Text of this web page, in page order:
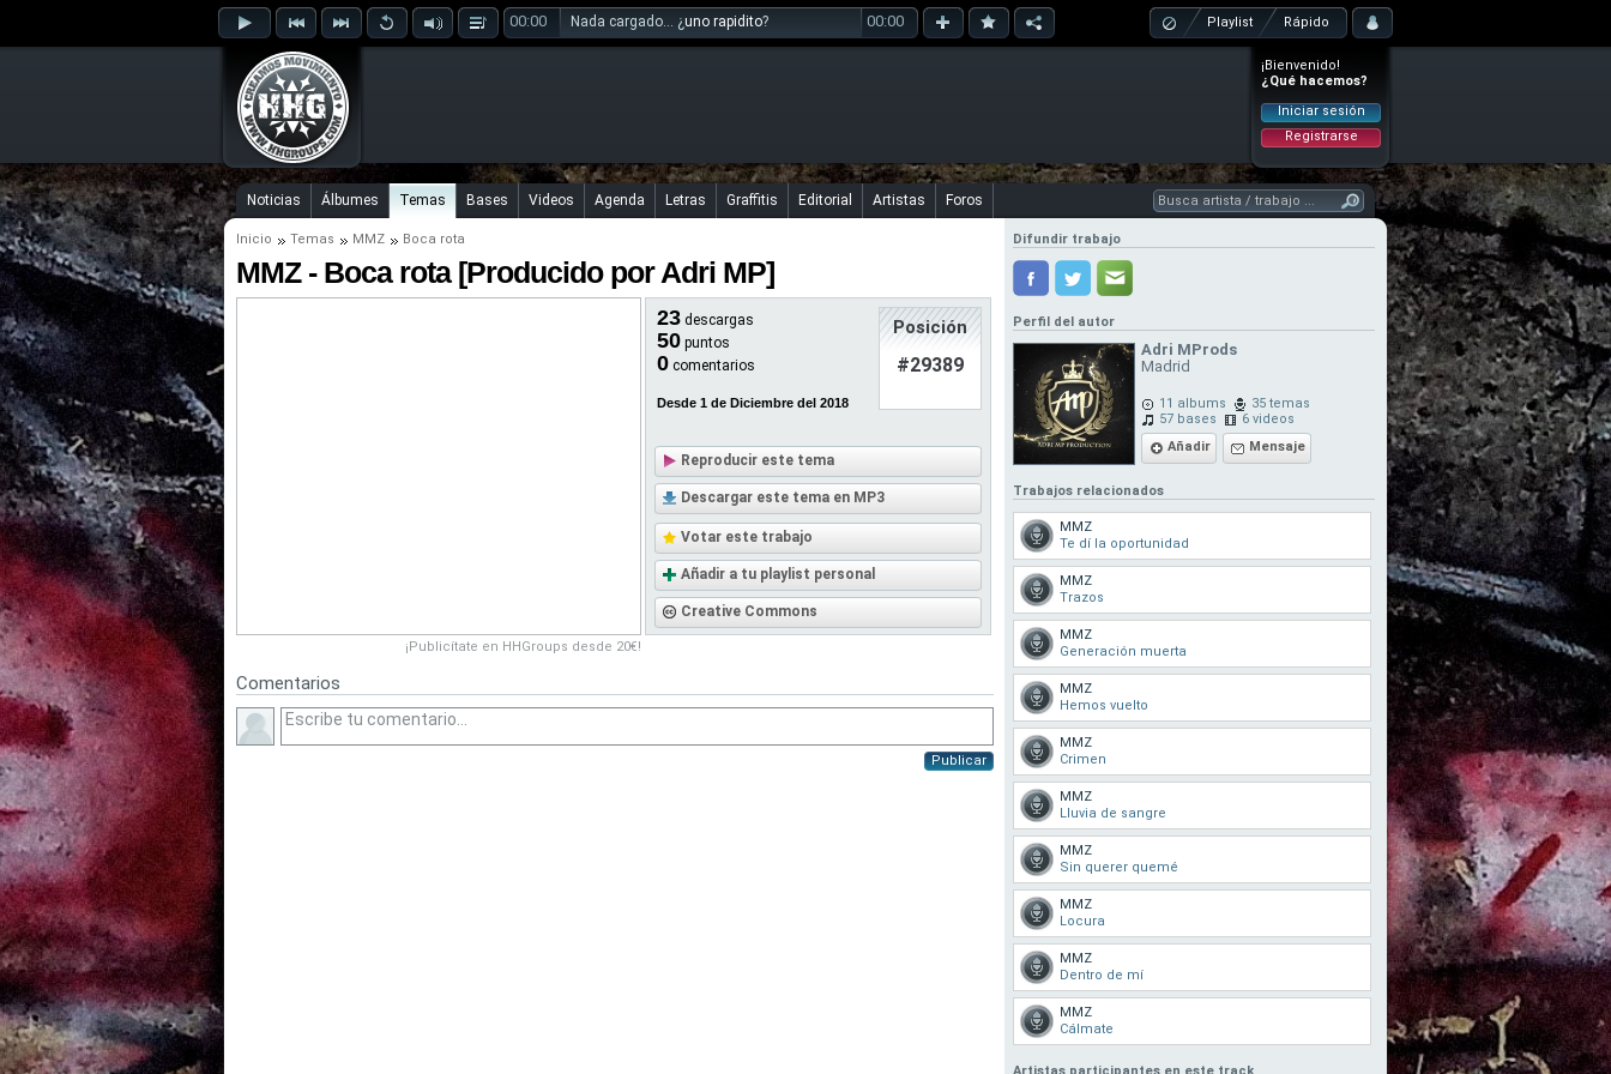
00:00 Nada cargado... ¿uno rapidito? 00:00 Playlist Rápido
¡Bienvenido!
¿Qué hacemos?
Iniciar sesión
Registrarse
Noticias Álbumes Temas Bases Videos Agenda Letras Graffitis Editorial Artistas Foros
Inicio Temas MMZ Boca rota
MMZ - Boca rota [Producido por Adri MP]
¡Publicítate en HHGroups desde 20€!
23 descargas
50 puntos
0 comentarios
Desde 1 de Diciembre del 2018
Posición
#29389
Reproducir este tema
Descargar este tema en MP3
Votar este trabajo
Añadir a tu playlist personal
Creative Commons
Comentarios
Publicar
Difundir trabajo
Perfil del autor
Adri MProds
Madrid
11 albums
35 temas
57 bases
6 videos
Añadir
Mensaje
Trabajos relacionados
MMZ
Te dí la oportunidad
MMZ
Trazos
MMZ
Generación muerta
MMZ
Hemos vuelto
MMZ
Crimen
MMZ
Lluvia de sangre
MMZ
Sin querer quemé
MMZ
Locura
MMZ
Dentro de mí
MMZ
Cálmate